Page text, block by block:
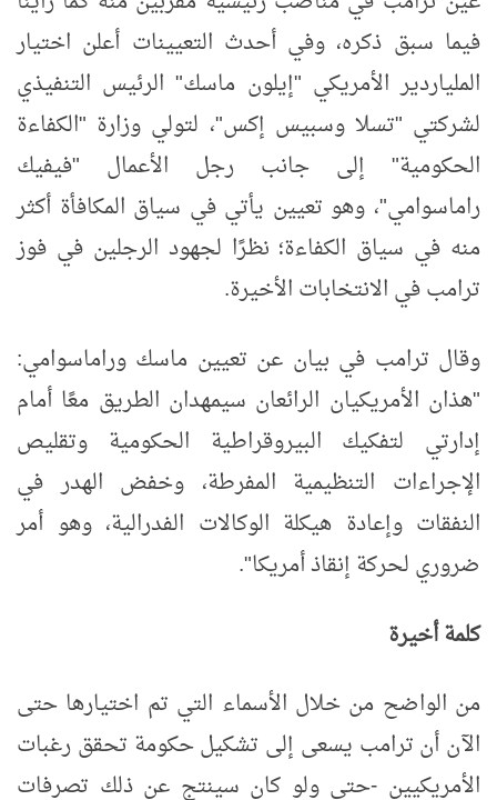
فيما سبق ذكره، وفي أحدث التعيينات أعلن اختيار
الملياردير الأمريكي "إيلون ماسك" الرئيس التنفيذي
لشركتي "تسلا وسبيس إكس"، لتولي وزارة "الكفاءة
الحكومية" إلى جانب رجل الأعمال "فيفيك
راماسوامي"، وهو تعيين يأتي في سياق المكافأة أكثر
منه في سياق الكفاءة؛ نظرًا لجهود الرجلين في فوز
ترامب في الانتخابات الأخيرة.
وقال ترامب في بيان عن تعيين ماسك وراماسوامي:
"هذان الأمريكيان الرائعان سيمهدان الطريق معًا أمام
إدارتي لتفكيك البيروقراطية الحكومية وتقليص
الإجراءات التنظيمية المفرطة، وخفض الهدر في
النفقات وإعادة هيكلة الوكالات الفدرالية، وهو أمر
ضروري لحركة إنقاذ أمريكا".
كلمة أخيرة
من الواضح من خلال الأسماء التي تم اختيارها حتى
الآن أن ترامب يسعى إلى تشكيل حكومة تحقق رغبات
الأمريكيين -حتى ولو كان سينتج عن ذلك تصرفات